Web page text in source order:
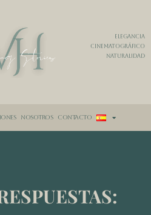
Elegancia
Cinematográfico
Naturalidad
Nosotros Contacto